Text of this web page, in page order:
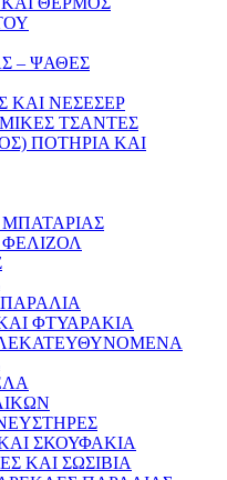
– ΨΑΘΕΣ
ΚΑΙ ΝΕΣΕΣΕΡ
ΤΣΑΝΤΕΣ
ΠΟΤΗΡΙΑ ΚΑΙ
ΦΤΥΑΡΑΚΙΑ
ΣΚΟΥΦΑΚΙΑ
ΚΑΙ ΣΩΣΙΒΙΑ